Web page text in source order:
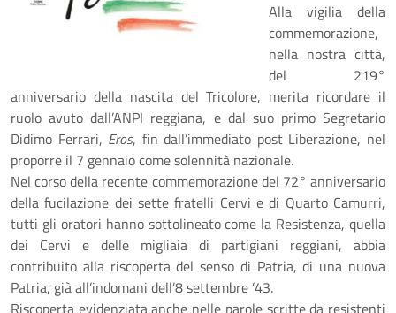
Alla vigilia della
commemorazione,
nella nostra città,
del 219°
anniversario della nascita del Tricolore, merita ricordare il
ruolo avuto dall’ANPI reggiana, e dal suo primo Segretario
Didimo Ferrari, Eros, fin dall’immediato post Liberazione, nel
proporre il 7 gennaio come solennità nazionale.
Nel corso della recente commemorazione del 72° anniversario
della fucilazione dei sette fratelli Cervi e di Quarto Camurri,
tutti gli oratori hanno sottolineato come la Resistenza, quella
dei Cervi e delle migliaia di partigiani reggiani, abbia
contribuito alla riscoperta del senso di Patria, di una nuova
Patria, già all’indomani dell’8 settembre ’43.
Riscoperta evidenziata anche nelle parole scritte da resistenti